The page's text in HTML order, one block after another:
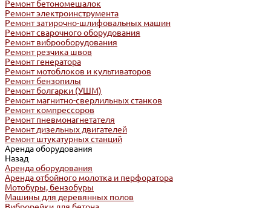
Ремонт бетономешалок
Ремонт электроинструмента
Ремонт затирочно-шлифовальных машин
Ремонт сварочного оборудования
Ремонт виброоборудования
Ремонт резчика швов
Ремонт генератора
Ремонт мотоблоков и культиваторов
Ремонт бензопилы
Ремонт болгарки (УШМ)
Ремонт магнитно-сверлильных станков
Ремонт компрессоров
Ремонт пневмонагнетателя
Ремонт дизельных двигателей
Ремонт штукатурных станций
Аренда оборудования
Назад
Аренда оборудования
Аренда отбойного молотка и перфоратора
Мотобуры, бензобуры
Машины для деревянных полов